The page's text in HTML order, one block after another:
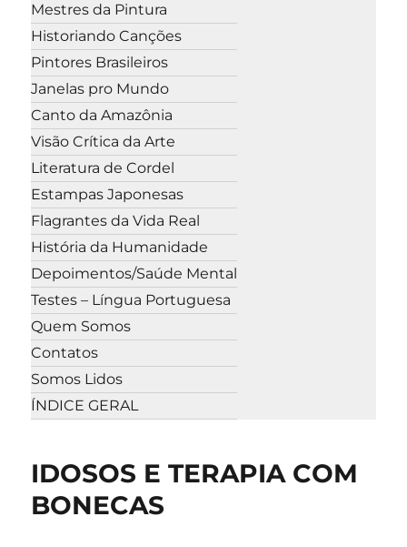
Mestres da Pintura
Historiando Canções
Pintores Brasileiros
Janelas pro Mundo
Canto da Amazônia
Visão Crítica da Arte
Literatura de Cordel
Estampas Japonesas
Flagrantes da Vida Real
História da Humanidade
Depoimentos/Saúde Mental
Testes – Língua Portuguesa
Quem Somos
Contatos
Somos Lidos
ÍNDICE GERAL
IDOSOS E TERAPIA COM
BONECAS